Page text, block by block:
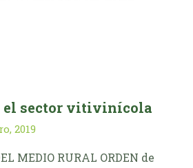
el sector vitivinícola
2019
MEDIO RURAL ORDEN de